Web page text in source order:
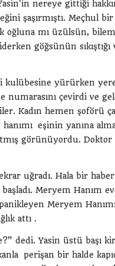
nereye gittiği
şaşırmıştı. Meçhul
mı üzülsün,
göğsünün sıkıştığı
kulübesine yürürken
çevirdi ve
Kadın hemen şoförü
eşinin yanına
görünüyordu. Doktor
uğradı. Hala bir
Meryem Hanım
Meryem
attı .
dedi. Yasin üstü başı
perişan bir halde